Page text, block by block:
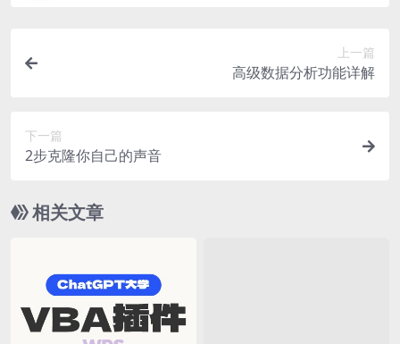
上一篇
高级数据分析功能详解
下一篇
2步克隆你自己的声音
相关文章